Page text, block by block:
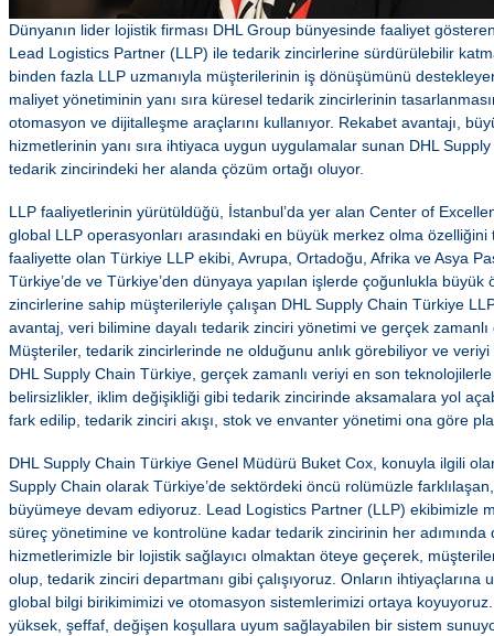
Dünyanın lider lojistik firması DHL Group bünyesinde faaliyet
Lead Logistics Partner (LLP) ile tedarik zincirlerine sürdürülebilir
binden fazla LLP uzmanıyla müşterilerinin iş dönüşümünü
maliyet yönetiminin yanı sıra küresel tedarik zincirlerinin
otomasyon ve dijitalleşme araçlarını kullanıyor. Rekabet avantajı,
hizmetlerinin yanı sıra ihtiyaca uygun uygulamalar sunan DHL
tedarik zincirindeki her alanda çözüm ortağı oluyor.
LLP faaliyetlerinin yürütüldüğü, İstanbul’da yer alan Center of
global LLP operasyonları arasındaki en büyük merkez olma özelliğini
faaliyette olan Türkiye LLP ekibi, Avrupa, Ortadoğu, Afrika ve Asya
Türkiye’de ve Türkiye’den dünyaya yapılan işlerde çoğunlukla büyük
zincirlerine sahip müşterileriyle çalışan DHL Supply Chain Türkiye
avantaj, veri bilimine dayalı tedarik zinciri yönetimi ve gerçek zamanlı
Müşteriler, tedarik zincirlerinde ne olduğunu anlık görebiliyor ve
DHL Supply Chain Türkiye, gerçek zamanlı veriyi en son
belirsizlikler, iklim değişikliği gibi tedarik zincirinde aksamalara yol
fark edilip, tedarik zinciri akışı, stok ve envanter yönetimi ona göre
DHL Supply Chain Türkiye Genel Müdürü Buket Cox, konuyla ilgili
Supply Chain olarak Türkiye’de sektördeki öncü rolümüzle
büyümeye devam ediyoruz. Lead Logistics Partner (LLP) ekibimizle
süreç yönetimine ve kontrolüne kadar tedarik zincirinin her
hizmetlerimizle bir lojistik sağlayıcı olmaktan öteye geçerek,
olup, tedarik zinciri departmanı gibi çalışıyoruz. Onların
global bilgi birikimimizi ve otomasyon sistemlerimizi ortaya
yüksek, şeffaf, değişen koşullara uyum sağlayabilen bir sistem